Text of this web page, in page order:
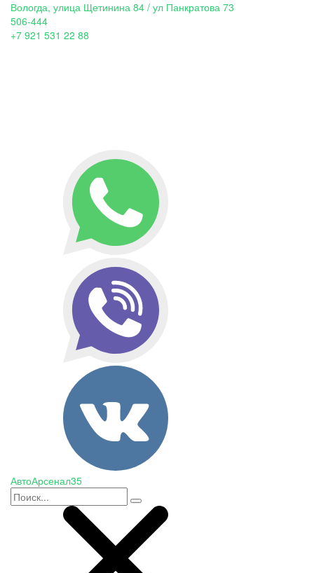
Вологда, улица Щетинина 84 / ул Панкратова 73
506-444
+7 921 531 22 88
АвтоАрсенал35